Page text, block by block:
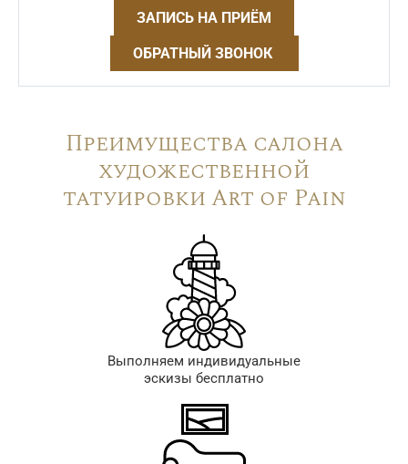
ЗАПИСЬ НА ПРИЁМ
ОБРАТНЫЙ ЗВОНОК
Преимущества салона
художественной
татуировки Art of Pain
Выполняем индивидуальные
эскизы бесплатно